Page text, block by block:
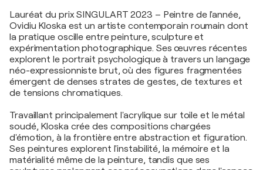
Lauréat du prix SINGULART 2023 – Peintre de l'année,
Ovidiu Kloska est un artiste contemporain roumain dont
la pratique oscille entre peinture, sculpture et
expérimentation photographique. Ses œuvres récentes
explorent le portrait psychologique à travers un langage
néo-expressionniste brut, où des figures fragmentées
émergent de denses strates de gestes, de textures et
de tensions chromatiques.
Travaillant principalement l'acrylique sur toile et le métal
soudé, Kloska crée des compositions chargées
d'émotion, à la frontière entre abstraction et figuration.
Ses peintures explorent l'instabilité, la mémoire et la
matérialité même de la peinture, tandis que ses